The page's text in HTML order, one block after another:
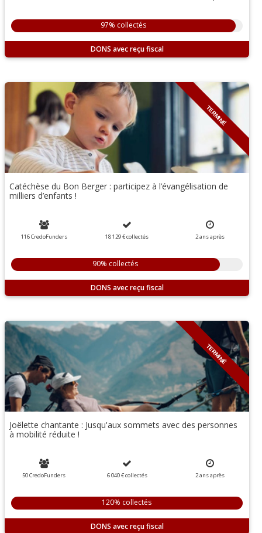
97% collectés
DONS
TERMINÉ
Catéchèse du Bon Berger : participez à l’évangélisation de
milliers d’enfants !
116 CredoFunders 18 129 €collectés 2ansaprès
90% collectés
DONS
TERMINÉ
Joëlette chantante : Jusqu'aux sommets avec des personnes
à mobilité réduite !
50 CredoFunders 6 040 €collectés 2ansaprès
120% collectés
DONS